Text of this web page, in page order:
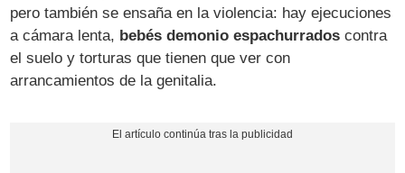
pero también se ensaña en la violencia: hay ejecuciones
a cámara lenta, bebés demonio espachurrados contra
el suelo y torturas que tienen que ver con
arrancamientos de la genitalia.